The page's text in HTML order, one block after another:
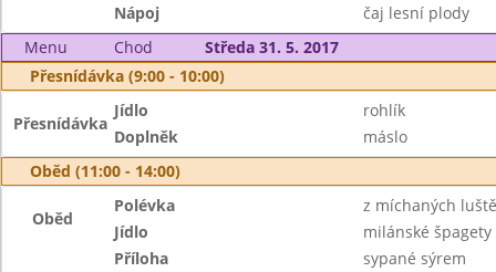
Nápoj
čaj lesní plody
Menu
Chod
Středa 31. 5. 2017
Přesnídávka (9:00 - 10:00)
Přesnídávka
Jídlo
rohlík
Doplněk
máslo
Oběd (11:00 - 14:00)
Oběd
Polévka
z míchaných
Jídlo
milánské
Příloha
sypané sýrem